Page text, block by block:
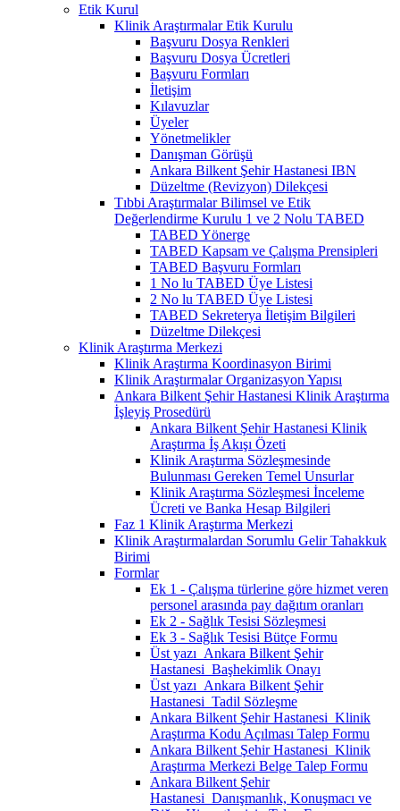
Etik Kurul
Klinik Araştırmalar Etik Kurulu
Başvuru Dosya Renkleri
Başvuru Dosya Ücretleri
Başvuru Formları
İletişim
Kılavuzlar
Üyeler
Yönetmelikler
Danışman Görüşü
Ankara Bilkent Şehir Hastanesi IBN
Düzeltme (Revizyon) Dilekçesi
Tıbbi Araştırmalar Bilimsel ve Etik
Değerlendirme Kurulu 1 ve 2 Nolu TABED
TABED Yönerge
TABED Kapsam ve Çalışma Prensipleri
TABED Başvuru Formları
1 No lu TABED Üye Listesi
2 No lu TABED Üye Listesi
TABED Sekreterya İletişim Bilgileri
Düzeltme Dilekçesi
Klinik Araştırma Merkezi
Klinik Araştırma Koordinasyon Birimi
Klinik Araştırmalar Organizasyon Yapısı
Ankara Bilkent Şehir Hastanesi Klinik Araştırma
İşleyiş Prosedürü
Ankara Bilkent Şehir Hastanesi Klinik
Araştırma İş Akışı Özeti
Klinik Araştırma Sözleşmesinde
Bulunması Gereken Temel Unsurlar
Klinik Araştırma Sözleşmesi İnceleme
Ücreti ve Banka Hesap Bilgileri
Faz 1 Klinik Araştırma Merkezi
Klinik Araştırmalardan Sorumlu Gelir Tahakkuk
Birimi
Formlar
Ek 1 - Çalışma türlerine göre hizmet veren
personel arasında pay dağıtım oranları
Ek 2 - Sağlık Tesisi Sözleşmesi
Ek 3 - Sağlık Tesisi Bütçe Formu
Üst yazı_Ankara Bilkent Şehir
Hastanesi_Başhekimlik Onayı
Üst yazı_Ankara Bilkent Şehir
Hastanesi_Tadil Sözleşme
Ankara Bilkent Şehir Hastanesi_Klinik
Araştırma Kodu Açılması Talep Formu
Ankara Bilkent Şehir Hastanesi_Klinik
Araştırma Merkezi Belge Talep Formu
Ankara Bilkent Şehir
Hastanesi_Danışmanlık, Konuşmacı ve